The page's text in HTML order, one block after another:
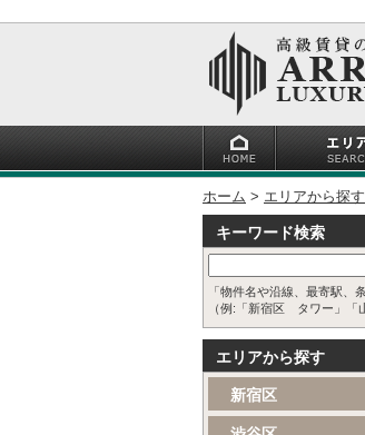
ホーム エリアから探す
キーワード検索
「物件名や沿線、最寄駅、
（例:「新宿区 タワー」「
エリアから探す
新宿区